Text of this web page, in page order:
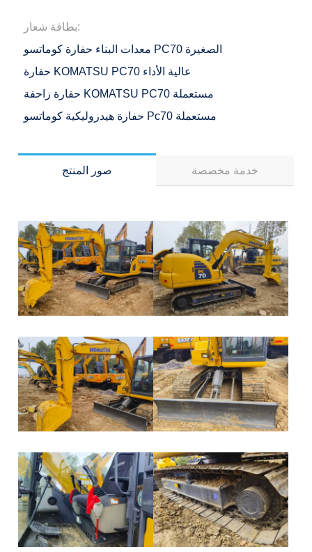
بطاقة شعار:
معدات البناء حفارة كوماتسو PC70 الصغيرة
حفارة KOMATSU PC70 عالية الأداء
حفارة زاحفة KOMATSU PC70 مستعملة
حفارة هيدروليكية كوماتسو Pc70 مستعملة
صور المنتج خدمة مخصصة